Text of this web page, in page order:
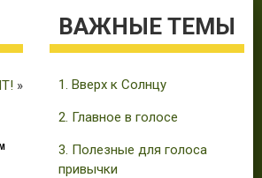
ВАЖНЫЕ ТЕМЫ
1. Вверх к Солнцу
2. Главное в голосе
3. Полезные для голоса
привычки
»